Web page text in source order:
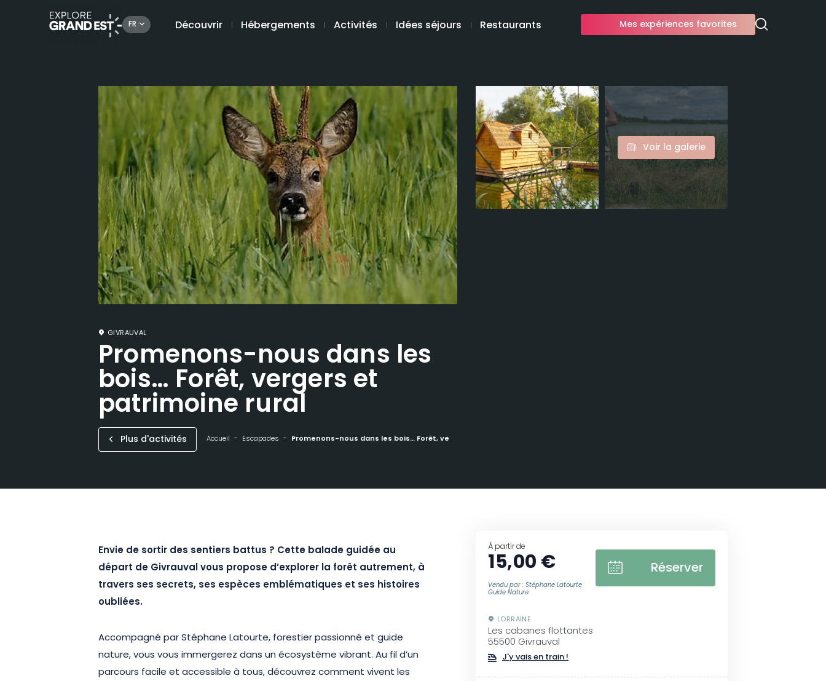
FR Découvrir Hébergements Activités Idées séjours Restaurants Mes expériences favorites
Voir la galerie
GIVRAUVAL
Promenons-nous dans les
bois… Forêt, vergers et
patrimoine rural
Plus d'activités Accueil Escapades Promenons-nous dans les bois… Forêt, vergers et patrimoine rural
Envie de sortir des sentiers battus ? Cette balade guidée au
départ de Givrauval vous propose d’explorer la forêt autrement, à
travers ses secrets, ses espèces emblématiques et ses histoires
oubliées.
Accompagné par Stéphane Latourte, forestier passionné et guide
nature, vous vous immergerez dans un écosystème vibrant. Au fil d’un
parcours facile et accessible à tous, découvrez comment vivent les
À partir de
15,00 €
Vendu par : Stéphane Latourte
Guide Nature.
Réserver
LORRAINE
Les cabanes flottantes
55500 Givrauval
J'y vais en train !